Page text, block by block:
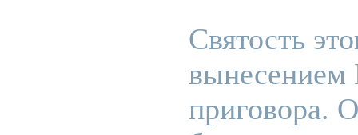
Святость
приговора.